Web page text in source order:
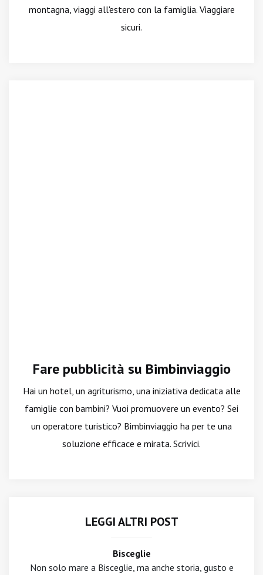
montagna, viaggi all'estero con la famiglia. Viaggiare
sicuri.
Fare pubblicità su Bimbinviaggio
Hai un hotel, un agriturismo, una iniziativa dedicata alle
famiglie con bambini? Vuoi promuovere un evento? Sei
un operatore turistico? Bimbinviaggio ha per te una
soluzione efficace e mirata. Scrivici.
LEGGI ALTRI POST
Bisceglie
Non solo mare a Bisceglie, ma anche storia, gusto e